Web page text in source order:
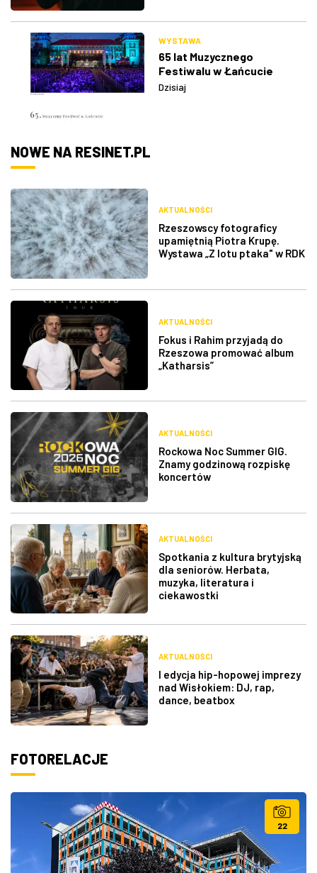
WYSTAWA
65 lat Muzycznego
Festiwalu w Łańcucie
Dzisiaj
NOWE NA RESINET.PL
AKTUALNOŚCI
Rzeszowscy fotograficy
upamiętnią Piotra Krupę.
Wystawa „Z lotu ptaka" w RDK
AKTUALNOŚCI
Fokus i Rahim przyjadą do
Rzeszowa promować album
„Katharsis”
AKTUALNOŚCI
Rockowa Noc Summer GIG.
Znamy godzinową rozpiskę
koncertów
AKTUALNOŚCI
Spotkania z kultura brytyjską
dla seniorów. Herbata,
muzyka, literatura i
ciekawostki
AKTUALNOŚCI
I edycja hip-hopowej imprezy
nad Wisłokiem: DJ, rap,
dance, beatbox
FOTORELACJE
22